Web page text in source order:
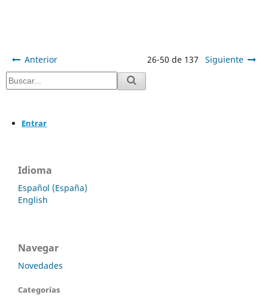
Anterior 26-50 de 137 Siguiente
Entrar
Idioma
Español (España)
English
Navegar
Novedades
Categorías